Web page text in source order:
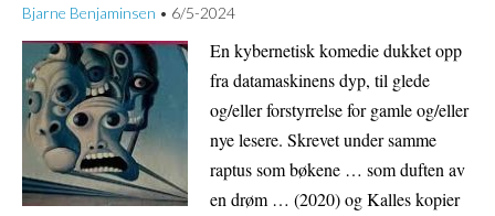
Bjarne Benjaminsen • 6/5-2024
En kybernetisk komedie dukket opp
fra datamaskinens dyp, til glede
og/eller forstyrrelse for gamle og/eller
nye lesere. Skrevet under samme
raptus som bøkene … som duften av
en drøm … (2020) og Kalles kopier